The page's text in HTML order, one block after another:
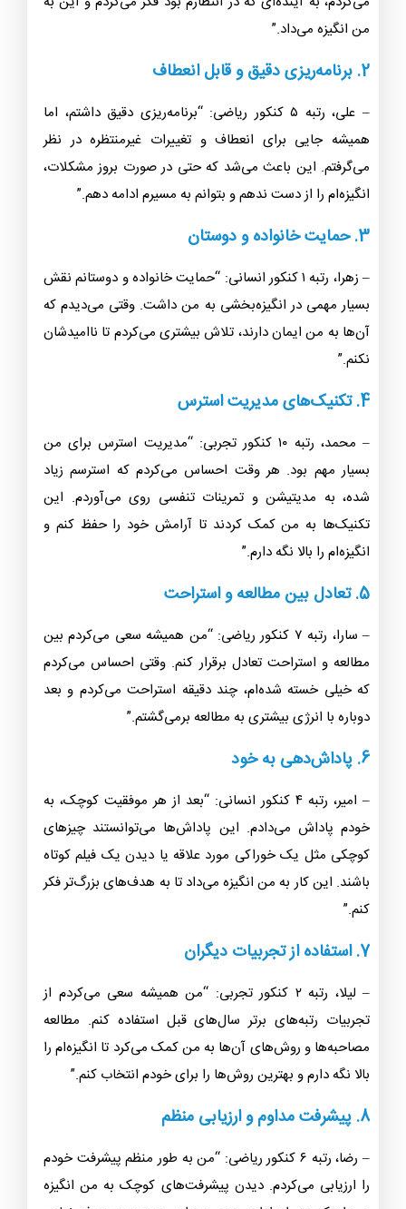
من انگیزه می‌داد.”
2. برنامه‌ریزی دقیق و قابل انعطاف
– علی، رتبه ۵ کنکور ریاضی: “برنامه‌ریزی دقیق داشتم، اما
همیشه جایی برای انعطاف و تغییرات غیرمنتظره در نظر
می‌گرفتم. این باعث می‌شد که حتی در صورت بروز مشکلات،
انگیزه‌ام را از دست ندهم و بتوانم به مسیرم ادامه دهم.”
3. حمایت خانواده و دوستان
– زهرا، رتبه ۱ کنکور انسانی: “حمایت خانواده و دوستانم نقش
بسیار مهمی در انگیزه‌بخشی به من داشت. وقتی می‌دیدم که
آن‌ها به من ایمان دارند، تلاش بیشتری می‌کردم تا ناامیدشان
نکنم.”
4. تکنیک‌های مدیریت استرس
– محمد، رتبه ۱۰ کنکور تجربی: “مدیریت استرس برای من
بسیار مهم بود. هر وقت احساس می‌کردم که استرسم زیاد
شده، به مدیتیشن و تمرینات تنفسی روی می‌آوردم. این
تکنیک‌ها به من کمک کردند تا آرامش خود را حفظ کنم و
انگیزه‌ام را بالا نگه دارم.”
5. تعادل بین مطالعه و استراحت
– سارا، رتبه ۷ کنکور ریاضی: “من همیشه سعی می‌کردم بین
مطالعه و استراحت تعادل برقرار کنم. وقتی احساس می‌کردم
که خیلی خسته شده‌ام، چند دقیقه استراحت می‌کردم و بعد
دوباره با انرژی بیشتری به مطالعه برمی‌گشتم.”
6. پاداش‌دهی به خود
– امیر، رتبه ۴ کنکور انسانی: “بعد از هر موفقیت کوچک، به
خودم پاداش می‌دادم. این پاداش‌ها می‌توانستند چیزهای
کوچکی مثل یک خوراکی مورد علاقه یا دیدن یک فیلم کوتاه
باشند. این کار به من انگیزه می‌داد تا به هدف‌های بزرگ‌تر فکر
کنم.”
7. استفاده از تجربیات دیگران
– لیلا، رتبه ۲ کنکور تجربی: “من همیشه سعی می‌کردم از
تجربیات رتبه‌های برتر سال‌های قبل استفاده کنم. مطالعه
مصاحبه‌ها و روش‌های آن‌ها به من کمک می‌کرد تا انگیزه‌ام را
بالا نگه دارم و بهترین روش‌ها را برای خودم انتخاب کنم.”
8. پیشرفت مداوم و ارزیابی منظم
– رضا، رتبه ۶ کنکور ریاضی: “من به طور منظم پیشرفت خودم
را ارزیابی می‌کردم. دیدن پیشرفت‌های کوچک به من انگیزه